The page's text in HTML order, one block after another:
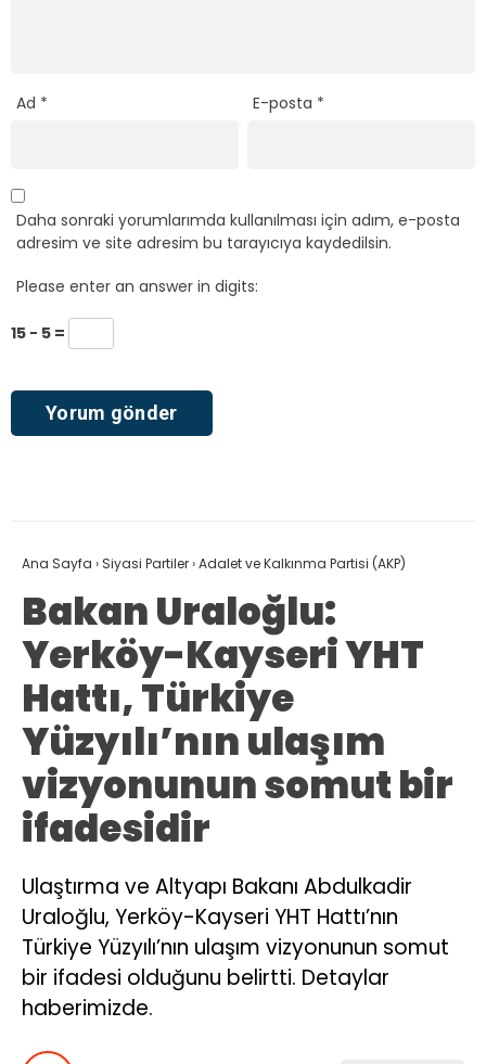
Ad * E-posta *
Daha sonraki yorumlarımda kullanılması için adım, e-posta
adresim ve site adresim bu tarayıcıya kaydedilsin.
Please enter an answer in digits:
15 − 5 =
Ana Sayfa › Siyasi Partiler›Adalet ve Kalkınma Partisi (AKP)
Bakan Uraloğlu:
Yerköy-Kayseri YHT
Hattı, Türkiye
Yüzyılı’nın ulaşım
vizyonunun somut bir
ifadesidir
Ulaştırma ve Altyapı Bakanı Abdulkadir
Uraloğlu, Yerköy-Kayseri YHT Hattı’nın
Türkiye Yüzyılı’nın ulaşım vizyonunun somut
bir ifadesi olduğunu belirtti. Detaylar
haberimizde.